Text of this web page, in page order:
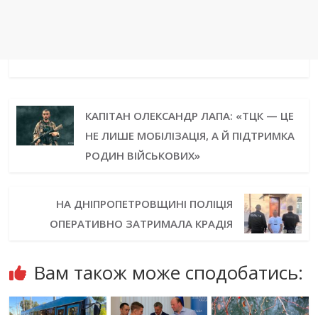
КАПІТАН ОЛЕКСАНДР ЛАПА: «ТЦК — ЦЕ
НЕ ЛИШЕ МОБІЛІЗАЦІЯ, А Й ПІДТРИМКА
РОДИН ВІЙСЬКОВИХ»
НА ДНІПРОПЕТРОВЩИНІ ПОЛІЦІЯ
ОПЕРАТИВНО ЗАТРИМАЛА КРАДІЯ
Вам також може сподобатись: